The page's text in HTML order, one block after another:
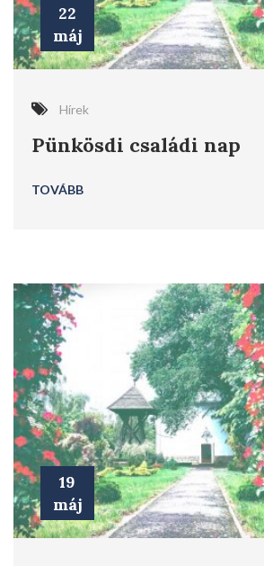
22
máj
Hírek
Pünkösdi családi nap
TOVÁBB
19
máj